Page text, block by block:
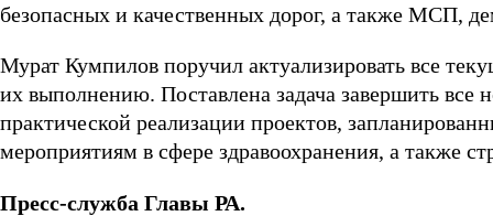
безопасных и качественных дорог, а также МСП,
Мурат Кумпилов поручил актуализировать все
их выполнению. Поставлена задача завершить
практической реализации проектов,
мероприятиям в сфере здравоохранения, а также
Пресс-служба Главы РА.